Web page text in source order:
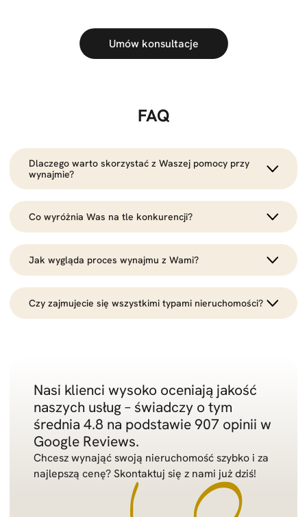
Umów konsultacje
FAQ
Dlaczego warto skorzystać z Waszej pomocy przy
wynajmie?
Dzięki nam masz pewność, że Twoja nieruchomość trafi
sprawnie i zgodnie z prawem.
Co wyróżnia Was na tle konkurencji?
profesjonalny marketing, wstępne prezentacje online i
nieruchomość wyróżnia się na rynku.
Jak wygląda proces wynajmu z Wami?
opisy, marketing. Potem zajmujemy się weryfikacją
Czy zajmujecie się wszystkimi typami nieruchomości?
Nasi klienci wysoko oceniają jakość
naszych usług – świadczy o tym
średnia 4.8 na podstawie 907 opinii w
Google Reviews.
Chcesz wynająć swoją nieruchomość szybko i za
najlepszą cenę? Skontaktuj się z nami już dziś!